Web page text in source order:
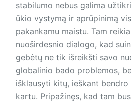
stabilumo nebus galima
ūkio vystymą ir aprūpinimą
pakankamu maistu. Tam
nuoširdesnio dialogo, kad
gebėtų ne tik išreikšti savo
globalinio bado problemos,
išklausyti kitų, ieškant
kartu. Pripažinęs, kad tam